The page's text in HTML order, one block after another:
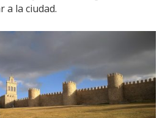
a la ciudad.